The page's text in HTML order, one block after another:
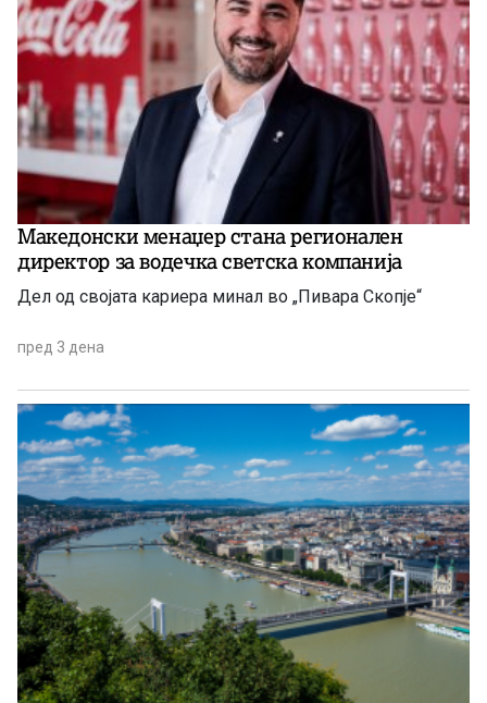
Македонски менаџер стана регионален
директор за водечка светска компанија
Дел од својата кариера минал во „Пивара Скопје“
пред 3 дена